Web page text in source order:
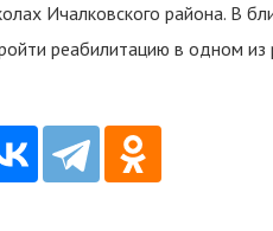
Ичалковского района. В
реабилитацию в одном из